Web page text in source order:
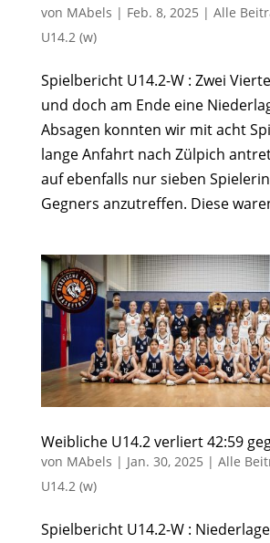
von MAbels | Feb. 8, 2025 | Alle
U14.2 (w)
Spielbericht U14.2-W : Zwei
und doch am Ende eine
Absagen konnten wir mit acht
lange Anfahrt nach Zülpich
auf ebenfalls nur sieben
Gegners anzutreffen. Diese
Weibliche U14.2 verliert 42:59
von MAbels | Jan. 30, 2025 | Alle
U14.2 (w)
Spielbericht U14.2-W :